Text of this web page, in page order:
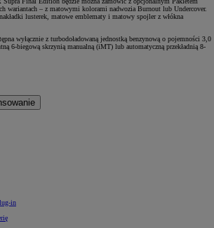
wariantach – z matowymi kolorami nadwozia Burnout lub Undercover.
lusterek, matowe emblematy i matowy spojler z włókna
wyłącznie z turbodoładowaną jednostką benzynową o pojemności 3,0
6-biegową skrzynią manualną (iMT) lub automatyczną przekładnią 8-
in